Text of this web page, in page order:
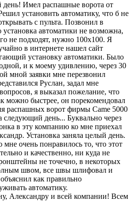
Имел распашные ворота от
установить автоматику, что б не
с пульта. Позвонил в
установка автоматики не возможна,
не подходят, нужно 100х100. Я
в интернете нашел сайт
установку автоматики. Было
и к моему удивлению, через 30
мной заявки мне перезвонил
Руслан, задал мне
я выказал пожелание, что
можно быстрее, он порекомендовал
распашных ворот фирмы Came 5000
следующий день... Буквально через
в эту компанию ко мне приехал
Установка заняла целый день.
очень понравилось то, что этот
и качественно, ни куда не
не точечно, в некоторых
швом, все швы шлифовал и
как правильно
автоматику.
Александру и всей компании! Всем